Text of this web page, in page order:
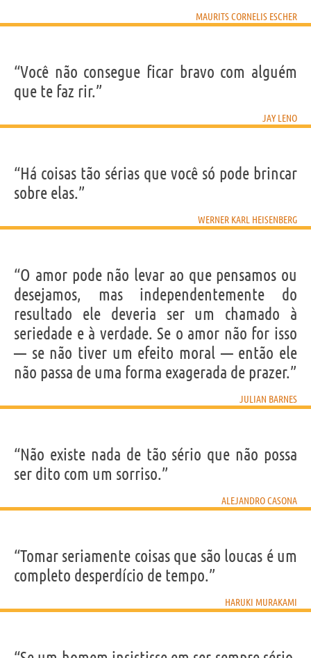
MAURITS CORNELIS ESCHER
“Você não consegue ficar bravo com alguém
que te faz rir.”
JAY LENO
“Há coisas tão sérias que você só pode brincar
sobre elas.”
WERNER KARL HEISENBERG
“O amor pode não levar ao que pensamos ou
desejamos, mas independentemente do
resultado ele deveria ser um chamado à
seriedade e à verdade. Se o amor não for isso
— se não tiver um efeito moral — então ele
não passa de uma forma exagerada de prazer.”
JULIAN BARNES
“Não existe nada de tão sério que não possa
ser dito com um sorriso.”
ALEJANDRO CASONA
“Tomar seriamente coisas que são loucas é um
completo desperdício de tempo.”
HARUKI MURAKAMI